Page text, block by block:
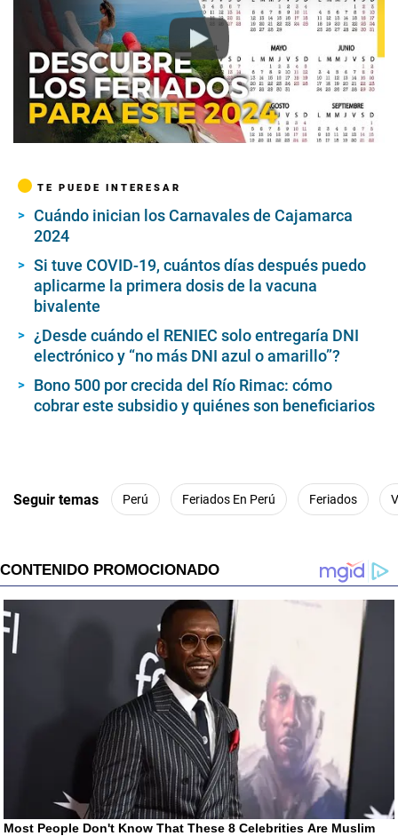
Play
TE PUEDE INTERESAR
Cuándo inician los Carnavales de Cajamarca
2024
Si tuve COVID-19, cuántos días después puedo
aplicarme la primera dosis de la vacuna
bivalente
¿Desde cuándo el RENIEC solo entregaría DNI
electrónico y “no más DNI azul o amarillo”?
Bono 500 por crecida del Río Rimac: cómo
cobrar este subsidio y quiénes son beneficiarios
Seguir temas Perú Feriados En Perú Feriados